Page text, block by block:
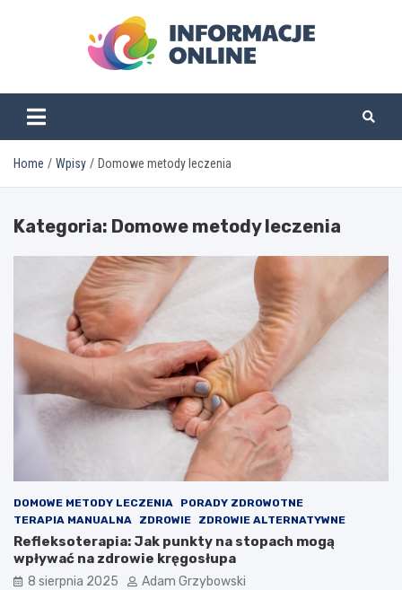
informacjeonline.pl
Home Wpisy Domowe metody leczenia
Kategoria: Domowe metody leczenia
DOMOWE METODY LECZENIA
PORADY ZDROWOTNE
TERAPIA MANUALNA
ZDROWIE ZDROWIE ALTERNATYWNE
Refleksoterapia: Jak punkty na stopach mogą
wpływać na zdrowie kręgosłupa
8 sierpnia 2025 Adam Grzybowski